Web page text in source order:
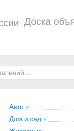
Доска
Авто »
Дом и сад »